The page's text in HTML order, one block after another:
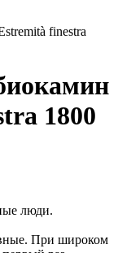
finestra
1800
люди.
При широком